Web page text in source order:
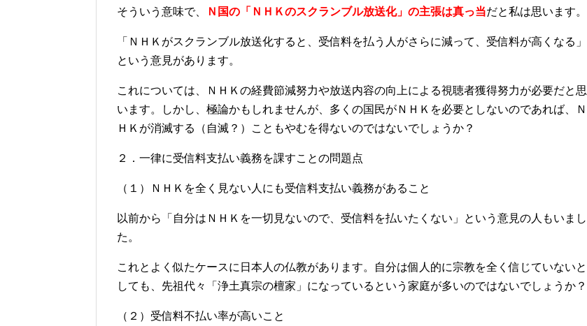
そういう意味で、 Ｎ国の「ＮＨＫのスクランブル放送化」の主張は真っ当だと私は思います。
「ＮＨＫがスクランブル放送化すると、受信料を払う人がさらに減って、受信料が高くなる」
という意見があります。
これについては、ＮＨＫの経費節減努力や放送内容の向上による視聴者獲得努力が必要だと思
います。しかし、極論かもしれませんが、多くの国民がＮＨＫを必要としないのであれば、Ｎ
ＨＫが消滅する（自滅？）こともやむを得ないのではないでしょうか？
２．一律に受信料支払い義務を課すことの問題点
（１）ＮＨＫを全く見ない人にも受信料支払い義務があること
以前から「自分はＮＨＫを一切見ないので、受信料を払いたくない」という意見の人もいまし
た。
これとよく似たケースに日本人の仏教があります。自分は個人的に宗教を全く信じていないと
しても、先祖代々「浄土真宗の檀家」になっているという家庭が多いのではないでしょうか？
（２）受信料不払い率が高いこと